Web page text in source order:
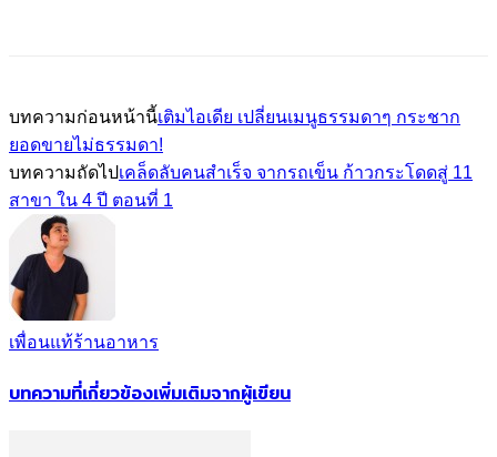
บทความก่อนหน้านี้เติมไอเดีย เปลี่ยนเมนูธรรมดาๆ กระชาก
ยอดขายไม่ธรรมดา!
บทความถัดไปเคล็ดลับคนสำเร็จ จากรถเข็น ก้าวกระโดดสู่ 11
สาขา ใน 4 ปี ตอนที่ 1
เพื่อนแท้ร้านอาหาร
บทความที่เกี่ยวข้องเพิ่มเติมจากผู้เขียน